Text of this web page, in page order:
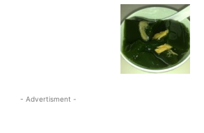
- Advertisment -